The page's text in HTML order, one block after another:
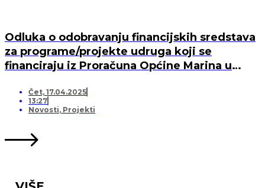
Odluka o odobravanju financijskih sredstava
za programe/projekte udruga koji se
financiraju iz Proračuna Općine Marina u
Čet, 17.04.2025
13:27
Novosti, Projekti